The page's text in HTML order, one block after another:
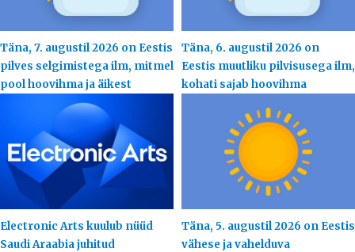
Täna, 7. augustil 2026 on Eestis
pilves selgimistega ilm, mitmel
pool hoovihma ja äikest
Täna, 6. augustil 2026 on
Eestis muutliku pilvisusega ilm,
kohati sajab hoovihma
Electronic Arts kuulub nüüd
Saudi Araabia juhitud
Täna, 5. augustil 2026 on Eestis
vähese ja vahelduva